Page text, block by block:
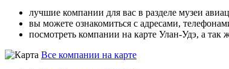
лучшие компании для вас в разделе музеи
вы можете ознакомиться с адресами,
посмотреть компании на карте Улан‑Удэ, а
Все компании на карте